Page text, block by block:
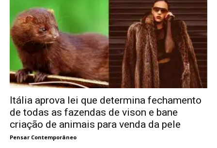
Itália aprova lei que determina fechamento
de todas as fazendas de vison e bane
criação de animais para venda da pele
Pensar Contemporâneo